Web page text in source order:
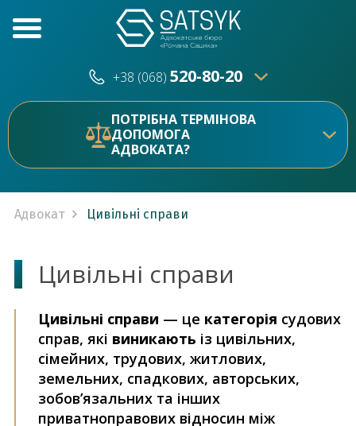
+38 (068) 520-80-20
520-80-20
ПОТРІБНА ТЕРМІНОВА
ДОПОМОГА
АДВОКАТА?
Адвокат Цивільні справи
Цивільні справи
Цивільні справи — це категорія судових
справ, які виникають із цивільних,
сімейних, трудових, житлових,
земельних, спадкових, авторських,
зобов’язальних та інших
приватноправових відносин між